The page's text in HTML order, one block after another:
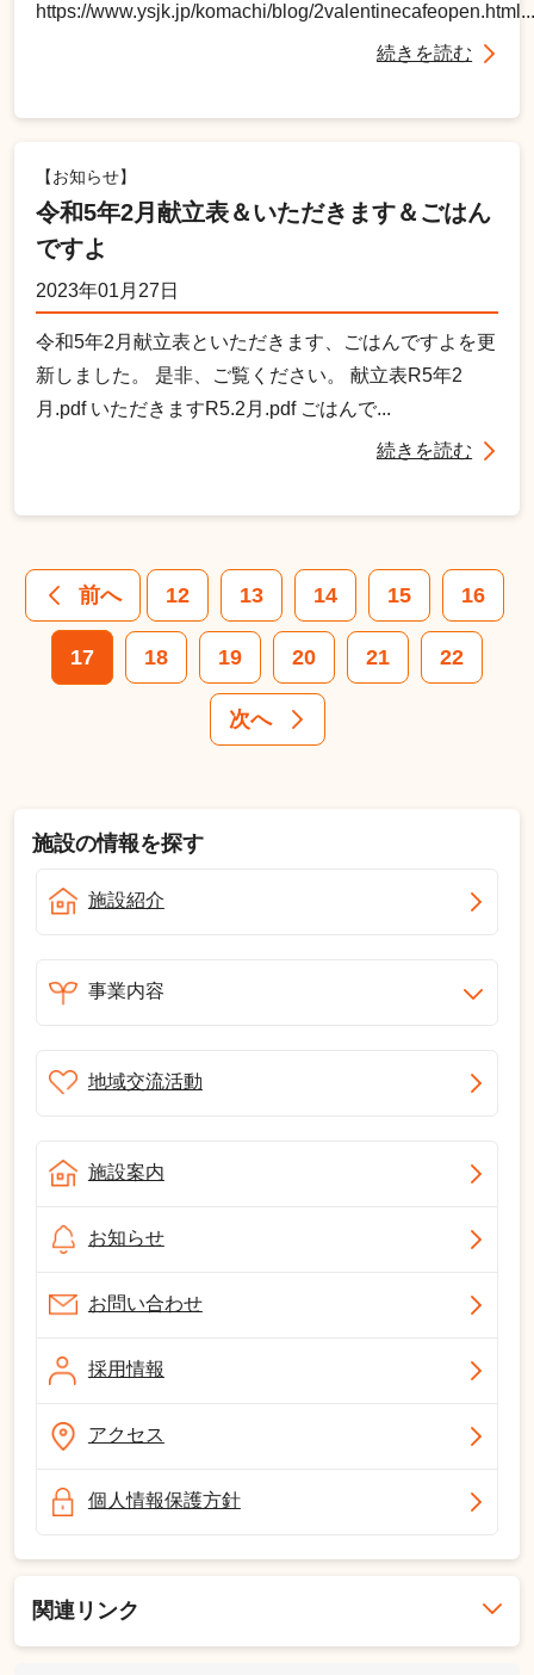
https://www.ysjk.jp/komachi/blog/2valentinecafeopen.html...
続きを読む
【お知らせ】
令和5年2月献立表＆いただきます＆ごはん
ですよ
2023年01月27日
令和5年2月献立表といただきます、ごはんですよを更
新しました。 是非、ご覧ください。 献立表R5年2
月.pdf いただきますR5.2月.pdf ごはんで...
続きを読む
前へ 12 13 14 15 16
17 18 19 20 21 22
次へ
施設の情報を探す
施設紹介
事業内容
地域交流活動
施設案内
お知らせ
お問い合わせ
採用情報
アクセス
個人情報保護方針
関連リンク